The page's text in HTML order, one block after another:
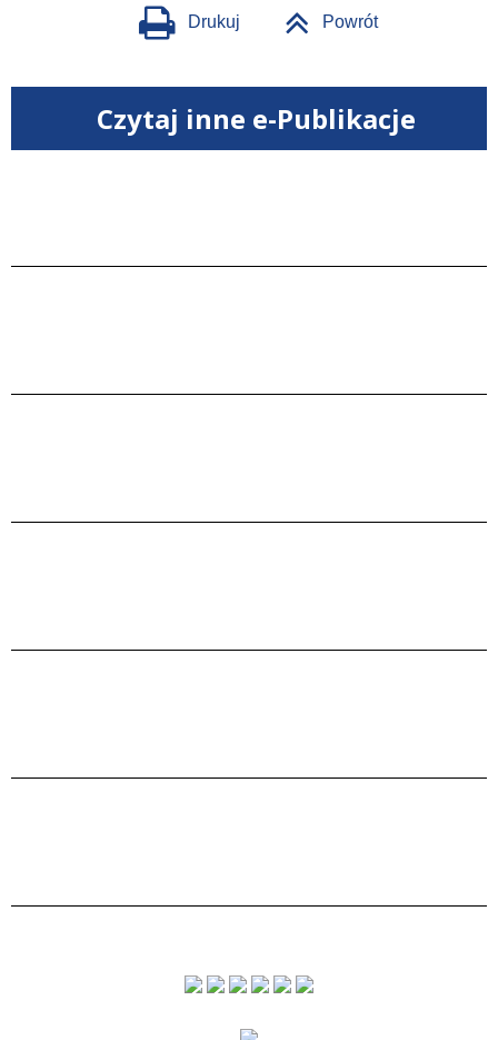
Drukuj Powrót
Czytaj inne e-Publikacje